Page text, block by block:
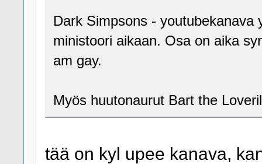
Dark Simpsons - youtubekanava
ministoori aikaan. Osa on aika
am gay.
Myös huutonaurut Bart the
tää on kyl upee kanava,